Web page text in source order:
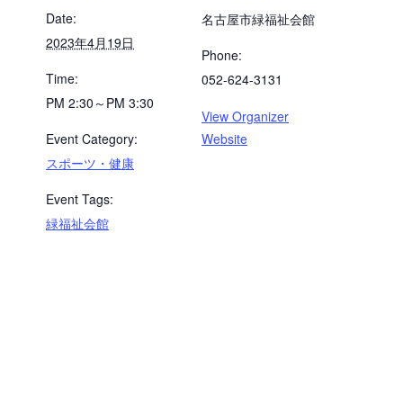
Date:
2023年4月19日
Time:
PM 2:30～PM 3:30
Event Category:
スポーツ・健康
Event Tags:
緑福祉会館
名古屋市緑福祉会館
Phone:
052-624-3131
View Organizer
Website